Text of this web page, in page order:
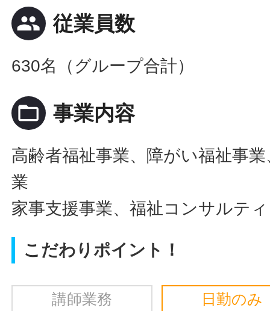
people 従業員数
630名（グループ合計）
folder_open 事業内容
高齢者福祉事業、障がい福祉事
業
家事支援事業、福祉コンサルテ
こだわりポイント！
講師業務 日勤のみ